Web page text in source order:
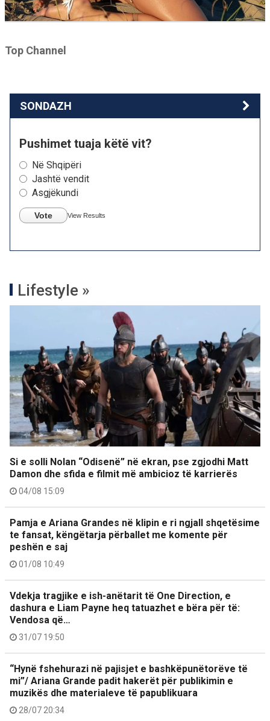
Top Channel
SONDAZH
Pushimet tuaja këtë vit?
Në Shqipëri
Jashtë vendit
Asgjëkundi
Vote View Results
Lifestyle »
Si e solli Nolan “Odisenë” në ekran, pse zgjodhi Matt
Damon dhe sfida e filmit më ambicioz të karrierës
04/08 15:09
Pamja e Ariana Grandes në klipin e ri ngjall shqetësime
te fansat, këngëtarja përballet me komente për
peshën e saj
01/08 10:49
Vdekja tragjike e ish-anëtarit të One Direction, e
dashura e Liam Payne heq tatuazhet e bëra për të:
Vendosa që…
31/07 19:50
“Hynë fshehurazi në pajisjet e bashkëpunëtorëve të
mi”/ Ariana Grande padit hakerët për publikimin e
muzikës dhe materialeve të papublikuara
28/07 20:34